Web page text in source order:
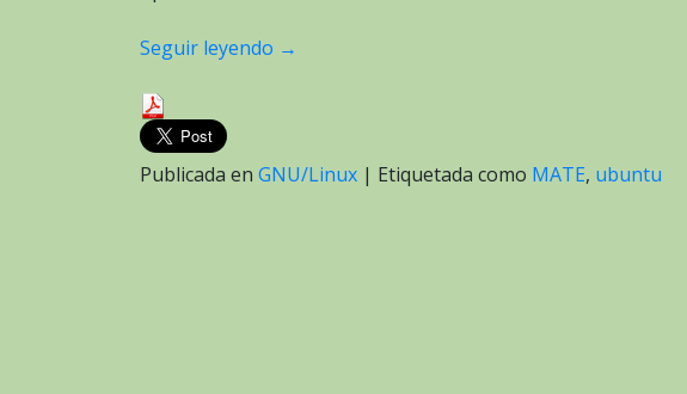
Seguir leyendo →
Publicada en GNU/Linux | Etiquetada como MATE, ubuntu